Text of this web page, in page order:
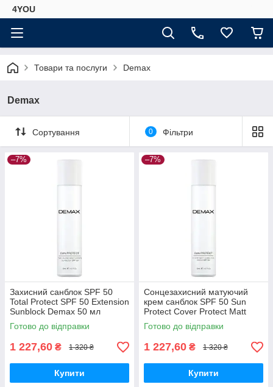
4YOU
Товари та послуги Demax
Demax
Сортування 0 Фільтри
–7%
Захисний санблок SPF 50
Total Protect SPF 50 Extension
Sunblock Demax 50 мл
Готово до відправки
1 227,60 ₴ 1 320 ₴
Купити
–7%
Сонцезахисний матуючий
крем санблок SPF 50 Sun
Protect Cover Protect Matt
Sunblock SPF 50 Demax 50
мл
Готово до відправки
1 227,60 ₴ 1 320 ₴
Купити